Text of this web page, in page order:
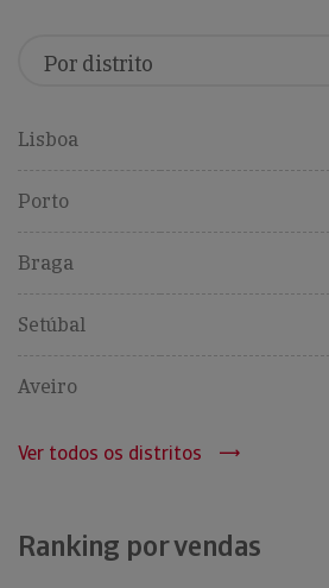
Lisboa
Porto
Braga
Setúbal
Aveiro
Ver todos os distritos
Ranking por vendas